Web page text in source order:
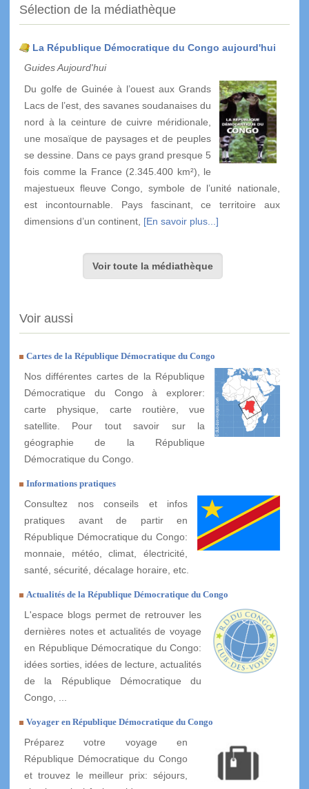
Sélection de la médiathèque
La République Démocratique du Congo aujourd'hui
Guides Aujourd'hui
Du golfe de Guinée à l’ouest aux Grands
Lacs de l’est, des savanes soudanaises du
nord à la ceinture de cuivre méridionale,
une mosaïque de paysages et de peuples
se dessine. Dans ce pays grand presque 5
fois comme la France (2.345.400 km²), le
majestueux fleuve Congo, symbole de l’unité nationale,
est incontournable. Pays fascinant, ce territoire aux
dimensions d’un continent, [En savoir plus...]
Voir toute la médiathèque
Voir aussi
Cartes de la République Démocratique du Congo
Nos différentes cartes de la République
Démocratique du Congo à explorer:
carte physique, carte routière, vue
satellite. Pour tout savoir sur la
géographie de la République
Démocratique du Congo.
Informations pratiques
Consultez nos conseils et infos
pratiques avant de partir en
République Démocratique du Congo:
monnaie, météo, climat, électricité,
santé, sécurité, décalage horaire, etc.
Actualités de la République Démocratique du Congo
L'espace blogs permet de retrouver les
dernières notes et actualités de voyage
en République Démocratique du Congo:
idées sorties, idées de lecture, actualités
de la République Démocratique du
Congo, ...
Voyager en République Démocratique du Congo
Préparez votre voyage en
République Démocratique du Congo
et trouvez le meilleur prix: séjours,